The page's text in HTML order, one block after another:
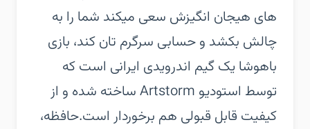
های هیجان انگیزش سعی میکند شما را به
چالش بکشد و حسابی سرگرم تان کند، بازی
باهوشا یک گیم اندرویدی ایرانی است که
توسط استودیو Artstorm ساخته شده و از
کیفیت قابل قبولی هم برخوردار است.حافظه،